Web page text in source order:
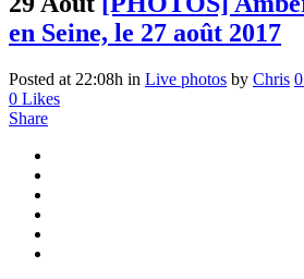
en Seine, le 27 août 2017
Posted at 22:08h in Live photos by Chris
0 Likes
Share